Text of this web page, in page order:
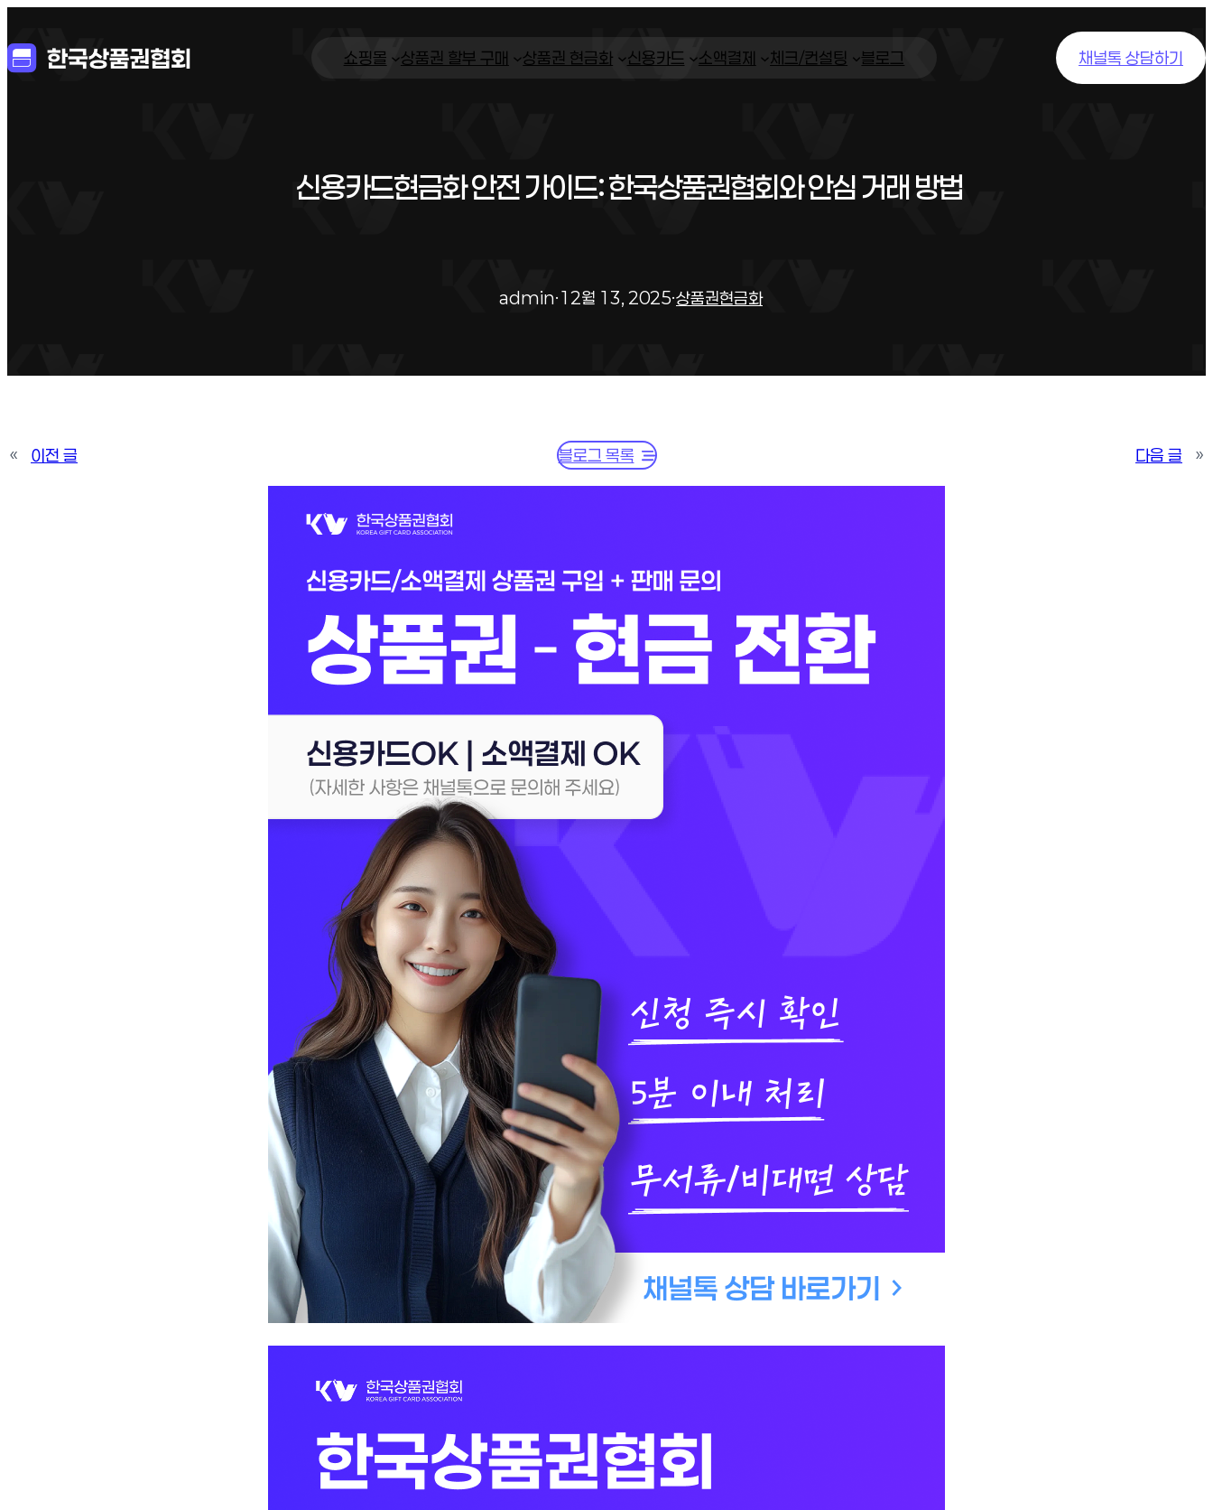
쇼핑몰 상품권 할부 구매 상품권 현금화 신용카드 소액결제 체크/컨설팅 블로그 채널톡 상담하기
신용카드현금화 안전 가이드: 한국상품권협회와 안심 거래 방법
admin·12월 13, 2025·상품권현금화
« 이전 글 블로그 목록 다음 글 »